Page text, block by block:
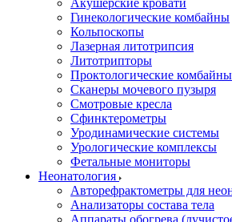
Акушерские кровати
Гинекологические комбайны
Кольпоскопы
Лазерная литотрипсия
Литотрипторы
Проктологические комбайны
Сканеры мочевого пузыря
Смотровые кресла
Сфинктерометры
Уродинамические системы
Урологические комплексы
Фетальные мониторы
Неонатология
Авторефрактометры для
Анализаторы состава тела
Аппараты обогрева